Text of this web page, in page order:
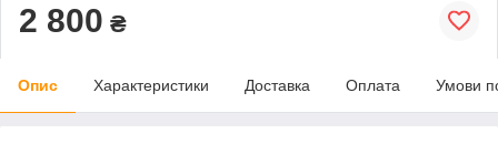
2 800 ₴
Опис Характеристики Доставка Оплата Умови